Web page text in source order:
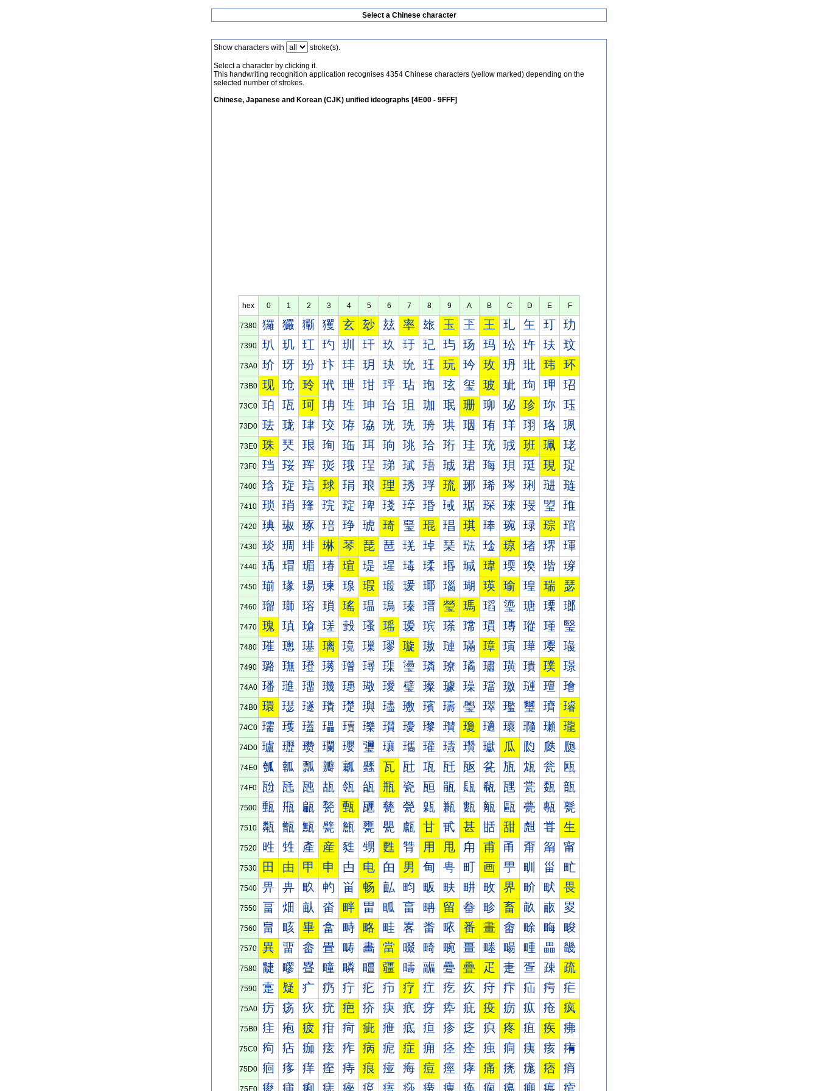
Select a Chinese character
Show characters with stroke(s).
Select a character by clicking it.
This handwriting recognition application recognises 4354 Chinese characters (yellow marked) depending on the
selected number of strokes.
Chinese, Japanese and Korean (CJK) unified ideographs [4E00 - 9FFF]
hex 0 1 2 3 4 5 6 7 8 9 A B C D E F
7380 玀 玁 玂 玃 玄 玅 玆 率 玈 玉 玊 王 玌 玍 玎 玏
7390 玐 玑 玒 玓 玔 玕 玖 玗 玘 玙 玚 玛 玜 玝 玞 玟
73A0 玠 玡 玢 玣 玤 玥 玦 玧 玨 玩 玪 玫 玬 玭 玮 环
73B0 现 玱 玲 玳 玴 玵 玶 玷 玸 玹 玺 玻 玼 玽 玾 玿
73C0 珀 珁 珂 珃 珄 珅 珆 珇 珈 珉 珊 珋 珌 珍 珎 珏
73D0 珐 珑 珒 珓 珔 珕 珖 珗 珘 珙 珚 珛 珜 珝 珞 珟
73E0 珠 珡 珢 珣 珤 珥 珦 珧 珨 珩 珪 珫 珬 班 珮 珯
73F0 珰 珱 珲 珳 珴 珵 珶 珷 珸 珹 珺 珻 珼 珽 現 珿
7400 琀 琁 琂 球 琄 琅 理 琇 琈 琉 琊 琋 琌 琍 琎 琏
7410 琐 琑 琒 琓 琔 琕 琖 琗 琘 琙 琚 琛 琜 琝 琞 琟
7420 琠 琡 琢 琣 琤 琥 琦 琧 琨 琩 琪 琫 琬 琭 琮 琯
7430 琰 琱 琲 琳 琴 琵 琶 琷 琸 琹 琺 琻 琼 琽 琾 琿
7440 瑀 瑁 瑂 瑃 瑄 瑅 瑆 瑇 瑈 瑉 瑊 瑋 瑌 瑍 瑎 瑏
7450 瑐 瑑 瑒 瑓 瑔 瑕 瑖 瑗 瑘 瑙 瑚 瑛 瑜 瑝 瑞 瑟
7460 瑠 瑡 瑢 瑣 瑤 瑥 瑦 瑧 瑨 瑩 瑪 瑫 瑬 瑭 瑮 瑯
7470 瑰 瑱 瑲 瑳 瑴 瑵 瑶 瑷 瑸 瑹 瑺 瑻 瑼 瑽 瑾 瑿
7480 璀 璁 璂 璃 璄 璅 璆 璇 璈 璉 璊 璋 璌 璍 璎 璏
7490 璐 璑 璒 璓 璔 璕 璖 璗 璘 璙 璚 璛 璜 璝 璞 璟
74A0 璠 璡 璢 璣 璤 璥 璦 璧 璨 璩 璪 璫 璬 璭 璮 璯
74B0 環 璱 璲 璳 璴 璵 璶 璷 璸 璹 璺 璻 璼 璽 璾 璿
74C0 瓀 瓁 瓂 瓃 瓄 瓅 瓆 瓇 瓈 瓉 瓊 瓋 瓌 瓍 瓎 瓏
74D0 瓐 瓑 瓒 瓓 瓔 瓕 瓖 瓗 瓘 瓙 瓚 瓛 瓜 瓝 瓞 瓟
74E0 瓠 瓡 瓢 瓣 瓤 瓥 瓦 瓧 瓨 瓩 瓪 瓫 瓬 瓭 瓮 瓯
74F0 瓰 瓱 瓲 瓳 瓴 瓵 瓶 瓷 瓸 瓹 瓺 瓻 瓼 瓽 瓾 瓿
7500 甀 甁 甂 甃 甄 甅 甆 甇 甈 甉 甊 甋 甌 甍 甎 甏
7510 甐 甑 甒 甓 甔 甕 甖 甗 甘 甙 甚 甛 甜 甝 甞 生
7520 甠 甡 產 産 甤 甥 甦 甧 用 甩 甪 甫 甬 甭 甮 甯
7530 田 由 甲 申 甴 电 甶 男 甸 甹 町 画 甼 甽 甾 甿
7540 畀 畁 畂 畃 畄 畅 畆 畇 畈 畉 畊 畋 界 畍 畎 畏
7550 畐 畑 畒 畓 畔 畕 畖 畗 畘 留 畚 畛 畜 畝 畞 畟
7560 畠 畡 畢 畣 畤 略 畦 畧 畨 畩 番 畫 畬 畭 畮 畯
7570 異 畱 畲 畳 畴 畵 當 畷 畸 畹 畺 畻 畼 畽 畾 畿
7580 疀 疁 疂 疃 疄 疅 疆 疇 疈 疉 疊 疋 疌 疍 疎 疏
7590 疐 疑 疒 疓 疔 疕 疖 疗 疘 疙 疚 疛 疜 疝 疞 疟
75A0 疠 疡 疢 疣 疤 疥 疦 疧 疨 疩 疪 疫 疬 疭 疮 疯
75B0 疰 疱 疲 疳 疴 疵 疶 疷 疸 疹 疺 疻 疼 疽 疾 疿
75C0 痀 痁 痂 痃 痄 病 痆 症 痈 痉 痊 痋 痌 痍 痎 痏
75D0 痐 痑 痒 痓 痔 痕 痖 痗 痘 痙 痚 痛 痜 痝 痞 痟
75E0 痠 痡 痢 痣 痤 痥 痦 痧 痨 痩 痪 痫 痬 痭 痮 痯